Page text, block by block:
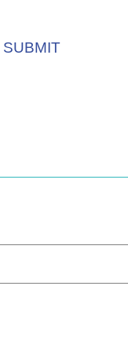
SUBMIT